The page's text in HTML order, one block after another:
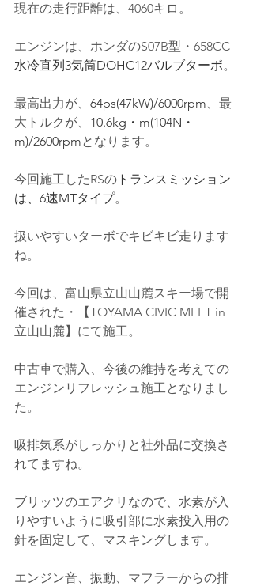
現在の走行距離は、4060キロ。
エンジンは、ホンダのS07B型 ・658CC
水冷直列3気筒DOHC12バルブターボ。
最高出力が、 64ps(47kW)/6000rpm、最
大トルクが、 10.6kg・m(104N・
m)/2600rpmとなります。
今回施工したRSの トランスミッション
は、6速MTタイプ。
扱いやすいターボでキビキビ走ります
ね。
今回は、富山県立山山麓スキー場で開
催された・【TOYAMA CIVIC MEET in
立山山麓】にて施工。
中古車で購入、今後の維持を考えての
エンジンリフレッシュ施工となりまし
た。
吸排気系がしっかりと社外品に交換さ
れてますね。
ブリッツのエアクリなので、水素が入
りやすいように吸引部に水素投入用の
針を固定して、マスキングします。
エンジン音、振動、マフラーからの排